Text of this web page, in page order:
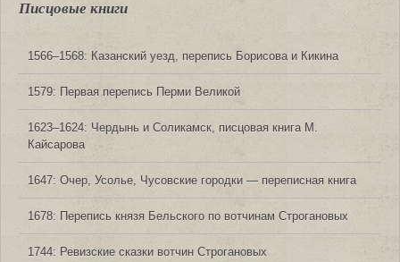
Писцовые книги
1566‒1568: Казанский уезд, перепись Борисова и Кикина
1579: Первая перепись Перми Великой
1623‒1624: Чердынь и Соликамск, писцовая книга М.
Кайсарова
1647: Очер, Усолье, Чусовские городки — переписная книга
1678: Перепись князя Бельского по вотчинам Строгановых
1744: Ревизские сказки вотчин Строгановых